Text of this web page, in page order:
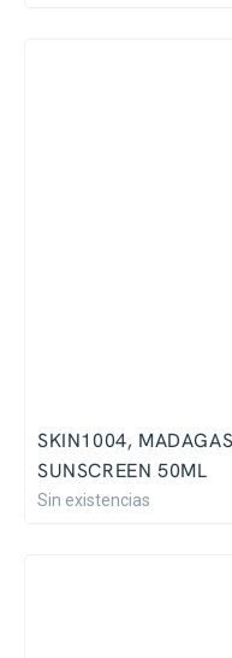
SKIN1004,
SUNSCREEN 50ML
Sin existencias